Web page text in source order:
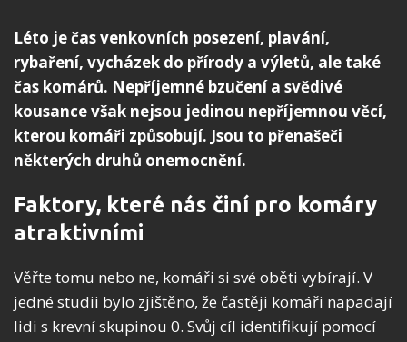
Léto je čas venkovních posezení, plavání,
rybaření, vycházek do přírody a výletů, ale také
čas komárů. Nepříjemné bzučení a svědivé
kousance však nejsou jedinou nepříjemnou věcí,
kterou komáři způsobují. Jsou to přenašeči
některých druhů onemocnění.
Faktory, které nás činí pro komáry
atraktivními
Věřte tomu nebo ne, komáři si své oběti vybírají. V
jedné studii bylo zjištěno, že častěji komáři napadají
lidi s krevní skupinou 0. Svůj cíl identifikují pomocí